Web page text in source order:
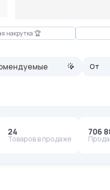
накрутка 🏆
От
24
Товаров в продаже
706